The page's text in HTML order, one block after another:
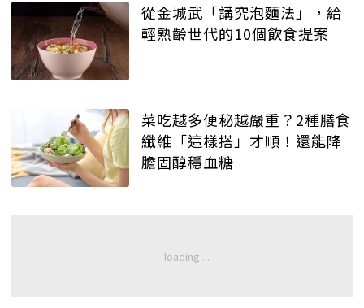
從金城武「講究泡麵法」，給
輕熟齡世代的10個飲食提案
菜吃越多便秘越嚴重？2種膳食
纖維「這樣搭」才順！還能降
膽固醇穩血糖